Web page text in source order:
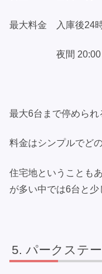
最大料金 入庫後24
夜間 20:00～
最大6台まで停められ
料金はシンプルでど
住宅地ということも
が多い中では6台と少
パークステ